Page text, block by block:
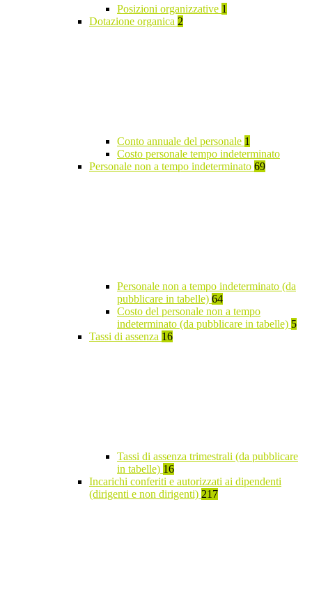
Posizioni organizzative 1
Dotazione organica 2
Conto annuale del personale 1
Costo personale tempo indeterminato
Personale non a tempo indeterminato 69
Personale non a tempo indeterminato (da
pubblicare in tabelle) 64
Costo del personale non a tempo
indeterminato (da pubblicare in tabelle) 5
Tassi di assenza 16
Tassi di assenza trimestrali (da pubblicare
in tabelle) 16
Incarichi conferiti e autorizzati ai dipendenti
(dirigenti e non dirigenti) 217